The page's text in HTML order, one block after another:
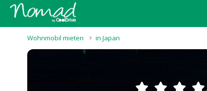
Wohnmobil mieten in Japan